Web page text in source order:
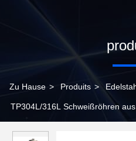
Zu Hause > Produits >
TP304L/316L Schweißröhren